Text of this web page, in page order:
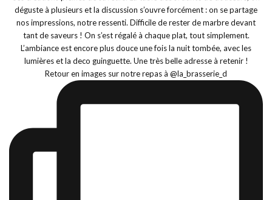
Retour en images sur notre repas à @la_brasserie_d